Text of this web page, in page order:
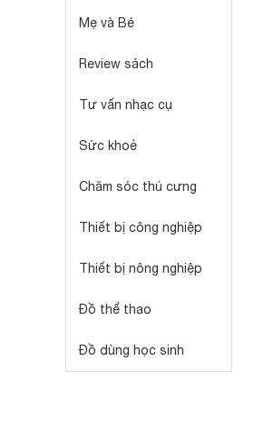
Mẹ và Bé
Review sách
Tư vấn nhạc cụ
Sức khoẻ
Chăm sóc thú cưng
Thiết bị công nghiệp
Thiết bị nông nghiệp
Đồ thể thao
Đồ dùng học sinh